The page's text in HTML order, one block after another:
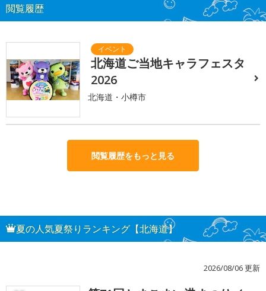
閲覧履歴
北海道ご当地キャラフェスタ
2026
北海道・小樽市
閲覧履歴をもっと見る
夏の人気夏祭りランキング【北海道】
2026/08/06 更新